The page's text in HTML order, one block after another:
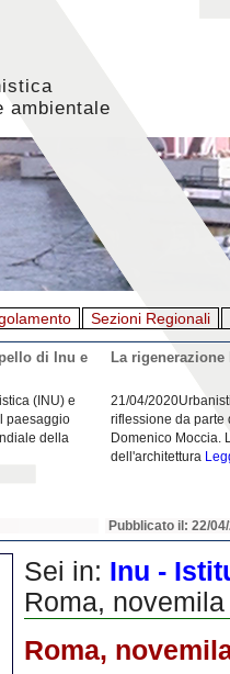
ambientale
Sezioni Regionali
di Inu e
(INU) e
paesaggio
della
La
21/04/
riflessione da parte
Domenico Moccia.
dell'architettura
Pubblicato il: 22/
Sei in: Inu -
Roma,
Roma,